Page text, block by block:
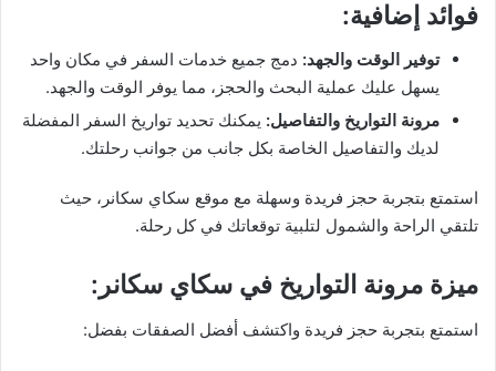
فوائد إضافية:
توفير الوقت والجهد: دمج جميع خدمات السفر في مكان واحد
يسهل عليك عملية البحث والحجز، مما يوفر الوقت والجهد.
مرونة التواريخ والتفاصيل: يمكنك تحديد تواريخ السفر المفضلة
لديك والتفاصيل الخاصة بكل جانب من جوانب رحلتك.
استمتع بتجربة حجز فريدة وسهلة مع موقع سكاي سكانر، حيث
تلتقي الراحة والشمول لتلبية توقعاتك في كل رحلة.
ميزة مرونة التواريخ في سكاي سكانر :
استمتع بتجربة حجز فريدة واكتشف أفضل الصفقات بفضل: